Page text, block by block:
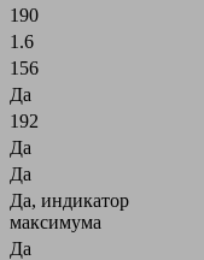
190
1.6
156
Да
192
Да
Да
Да, индикатор
максимума
Да